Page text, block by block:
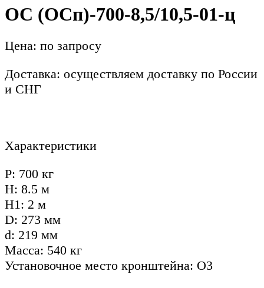
ОС (ОСп)-700-8,5/10,5-01-ц
Цена: по запросу
Доставка: осуществляем доставку по России
и СНГ
Характеристики
P: 700 кг
H: 8.5 м
Н1: 2 м
D: 273 мм
d: 219 мм
Масса: 540 кг
Установочное место кронштейна: О3